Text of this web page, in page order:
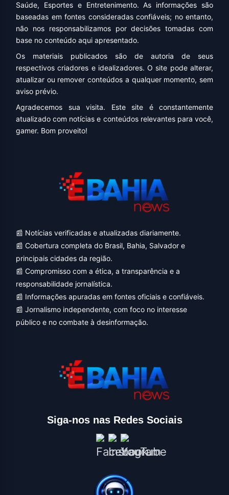
Saúde, Esportes e Entretenimento. As informações são
baseadas em fontes consideradas confiáveis; no entanto,
não nos responsabilizamos por decisões tomadas com
base no conteúdo aqui apresentado.
Os materiais publicados são de autoria de seus
respectivos criadores e idealizadores. O site pode alterar,
atualizar ou remover conteúdos a qualquer momento, sem
aviso prévio.
Agradecemos sua visita. Este site é constantemente
atualizado com notícias e conteúdos relevantes para você,
gamer. Bom proveito!
📰 Notícias verificadas e atualizadas diariamente.
📰 Cobertura completa do Brasil, Bahia, Salvador e
principais cidades da região.
📰 Compromisso com a ética, a transparência e a
responsabilidade jornalística.
📰 Informações apuradas em fontes oficiais e confiáveis.
📰 Jornalismo independente, com foco no interesse
público e no combate à desinformação.
Siga-nos nas Redes Sociais